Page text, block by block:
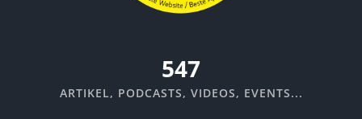
582
ARTIKEL, PODCASTS, VIDEOS, EVENTS...